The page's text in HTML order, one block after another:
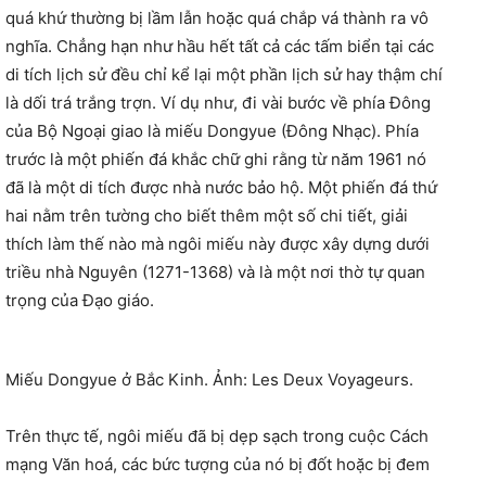
quá khứ thường bị lầm lẫn hoặc quá chắp vá thành ra vô
nghĩa. Chẳng hạn như hầu hết tất cả các tấm biển tại các
di tích lịch sử đều chỉ kể lại một phần lịch sử hay thậm chí
là dối trá trắng trợn. Ví dụ như, đi vài bước về phía Đông
của Bộ Ngoại giao là miếu Dongyue (Đông Nhạc). Phía
trước là một phiến đá khắc chữ ghi rằng từ năm 1961 nó
đã là một di tích được nhà nước bảo hộ. Một phiến đá thứ
hai nằm trên tường cho biết thêm một số chi tiết, giải
thích làm thế nào mà ngôi miếu này được xây dựng dưới
triều nhà Nguyên (1271-1368) và là một nơi thờ tự quan
trọng của Đạo giáo.
Miếu Dongyue ở Bắc Kinh. Ảnh: Les Deux Voyageurs.
Trên thực tế, ngôi miếu đã bị dẹp sạch trong cuộc Cách
mạng Văn hoá, các bức tượng của nó bị đốt hoặc bị đem